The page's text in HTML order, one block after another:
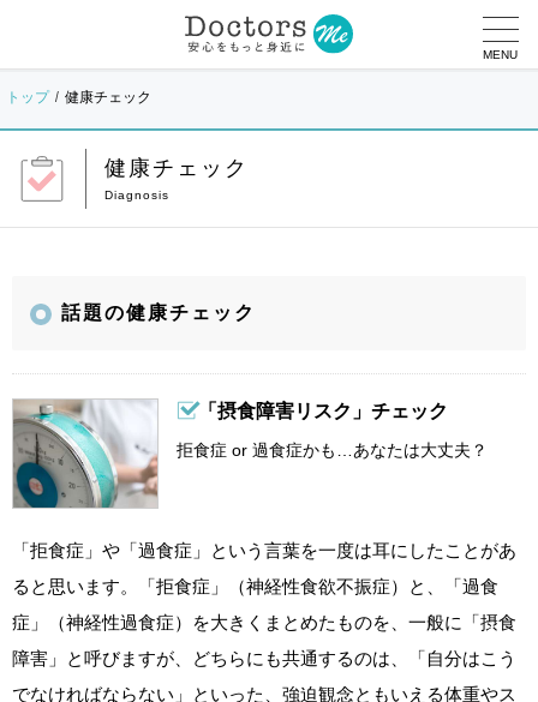
MENU
トップ 健康チェック
健康チェック
話題の健康チェック
「摂食障害リスク」チェック
拒食症 or 過食症かも…あなたは大丈夫？
「拒食症」や「過食症」という言葉を一度は耳にしたことがあ
ると思います。「拒食症」（神経性食欲不振症）と、「過食
症」（神経性過食症）を大きくまとめたものを、一般に「摂食
障害」と呼びますが、どちらにも共通するのは、「自分はこう
でなければならない」といった、強迫観念ともいえる体重やス